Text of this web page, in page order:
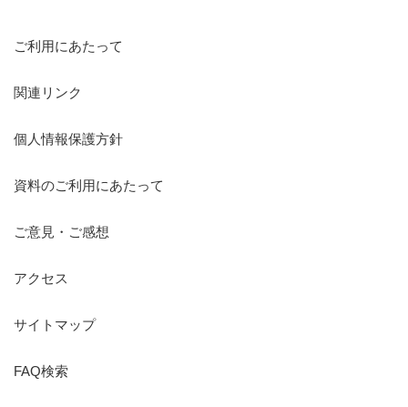
ご利用にあたって
関連リンク
個人情報保護方針
資料のご利用にあたって
ご意見・ご感想
アクセス
サイトマップ
FAQ検索